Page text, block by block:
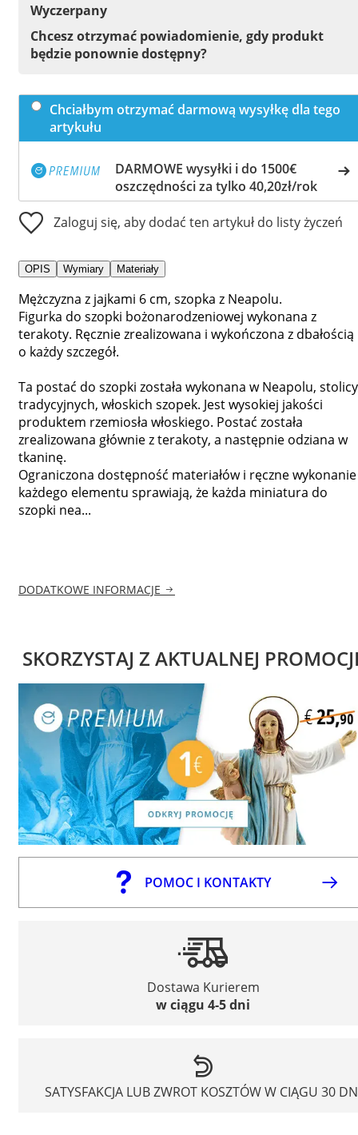
Wyczerpany
Chcesz otrzymać powiadomienie, gdy produkt
będzie ponownie dostępny?
Chciałbym otrzymać darmową wysyłkę dla tego
artykułu
DARMOWE wysyłki i do 1500€
oszczędności za tylko 40,20zł/rok
Zaloguj się, aby dodać ten artykuł do listy życzeń
OPIS Wymiary Materiały
Mężczyzna z jajkami 6 cm, szopka z Neapolu.
Figurka do szopki bożonarodzeniowej wykonana z
terakoty. Ręcznie zrealizowana i wykończona z dbałością
o każdy szczegół.
Ta postać do szopki została wykonana w Neapolu, stolicy
tradycyjnych, włoskich szopek. Jest wysokiej jakości
produktem rzemiosła włoskiego. Postać została
zrealizowana głównie z terakoty, a następnie odziana w
tkaninę.
Ograniczona dostępność materiałów i ręczne wykonanie
każdego elementu sprawiają, że każda miniatura do
szopki nea...
DODATKOWE INFORMACJE
SKORZYSTAJ Z AKTUALNEJ
POMOC I KONTAKTY
Dostawa Kurierem
w ciągu 4-5 dni
SATYSFAKCJA LUB ZWROT KOSZTÓW W CIĄGU 30